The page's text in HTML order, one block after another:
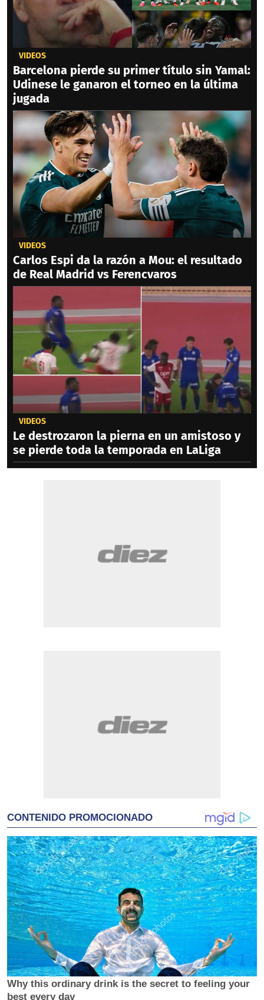
VIDEOS
Barcelona pierde su primer título sin Yamal:
Udinese le ganaron el torneo en la última
jugada
VIDEOS
Carlos Espi da la razón a Mou: el resultado
de Real Madrid vs Ferencvaros
VIDEOS
Le destrozaron la pierna en un amistoso y
se pierde toda la temporada en LaLiga